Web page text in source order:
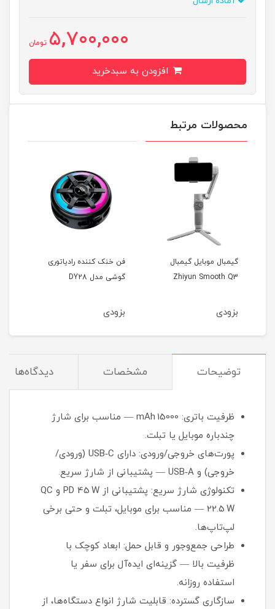
5,700,000 تومان
محصولات مرتبط
گیمبال موبایل گیمبال
Zhiyun Smooth Q3
بزودی
فن خنک کننده رادیاتوری
گوشی مدل DY28
بزودی
توضیحات مشخصات دیدگاه‌ها
ظرفیت باتری: 15000 mAh — مناسب برای شارژ
چندباره موبایل یا تبلت.
پورت‌های خروجی/ورودی: دارای USB‑C (ورودی/
خروجی) و USB‑A — پشتیبانی از شارژ سریع.
تکنولوژی شارژ سریع: پشتیبانی از PD 45 W و QC
22.5 W — مناسب برای موبایل، تبلت و حتی برخی
لپ‌تاپ‌ها.
طراحی جمع‌وجور و قابل حمل: ابعاد کوچک با
ظرفیت بالا — گزینه‌ای ایده‌آل برای سفر یا
استفاده روزانه.
سازگاری گسترده: قابلیت شارژ انواع دستگاه‌ها، از